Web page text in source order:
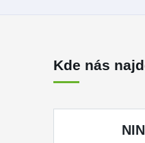
Kde nás